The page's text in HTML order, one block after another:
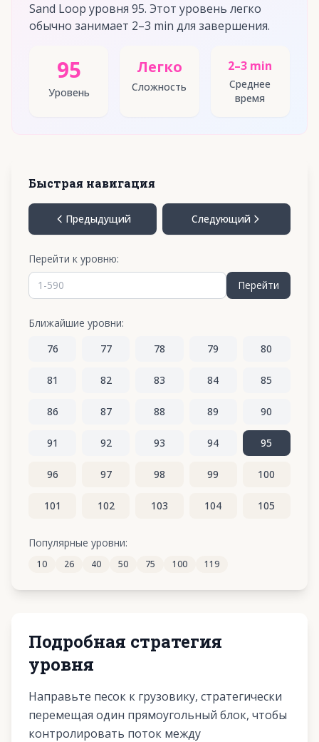
Sand Loop уровня 95. Этот уровень легко
обычно занимает 2–3 min для завершения.
95
Уровень
Легко
Сложность
2–3 min
Среднее
время
Быстрая навигация
Предыдущий Следующий
Перейти к уровню:
Перейти
Ближайшие уровни:
76
77 78 79 80
81 82 83 84 85
86 87 88 89 90
91 92 93 94 95
96 97 98 99 100
101 102 103 104 105
111 112 113 114
Популярные уровни:
10 26 40 50 75 100 119
Подробная стратегия
уровня
Направьте песок к грузовику, стратегически
перемещая один прямоугольный блок, чтобы
контролировать поток между